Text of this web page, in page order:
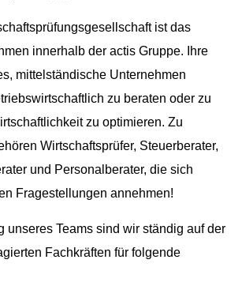
ist das
innerhalb der actis Gruppe. Ihre
mittelständische Unternehmen
zu beraten oder zu
zu optimieren. Zu
Wirtschaftsprüfer, Steuerberater,
und Personalberater, die sich
Fragestellungen annehmen!
unseres Teams sind wir ständig auf der
Fachkräften für folgende